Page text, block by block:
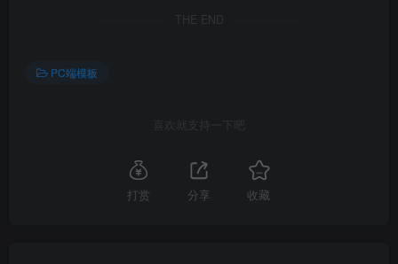
THE END
PC端模板
喜欢就支持一下吧
打赏 分享 收藏